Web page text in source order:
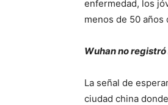
enfermedad, los
menos de 50
Wuhan no
La señal de
ciudad china